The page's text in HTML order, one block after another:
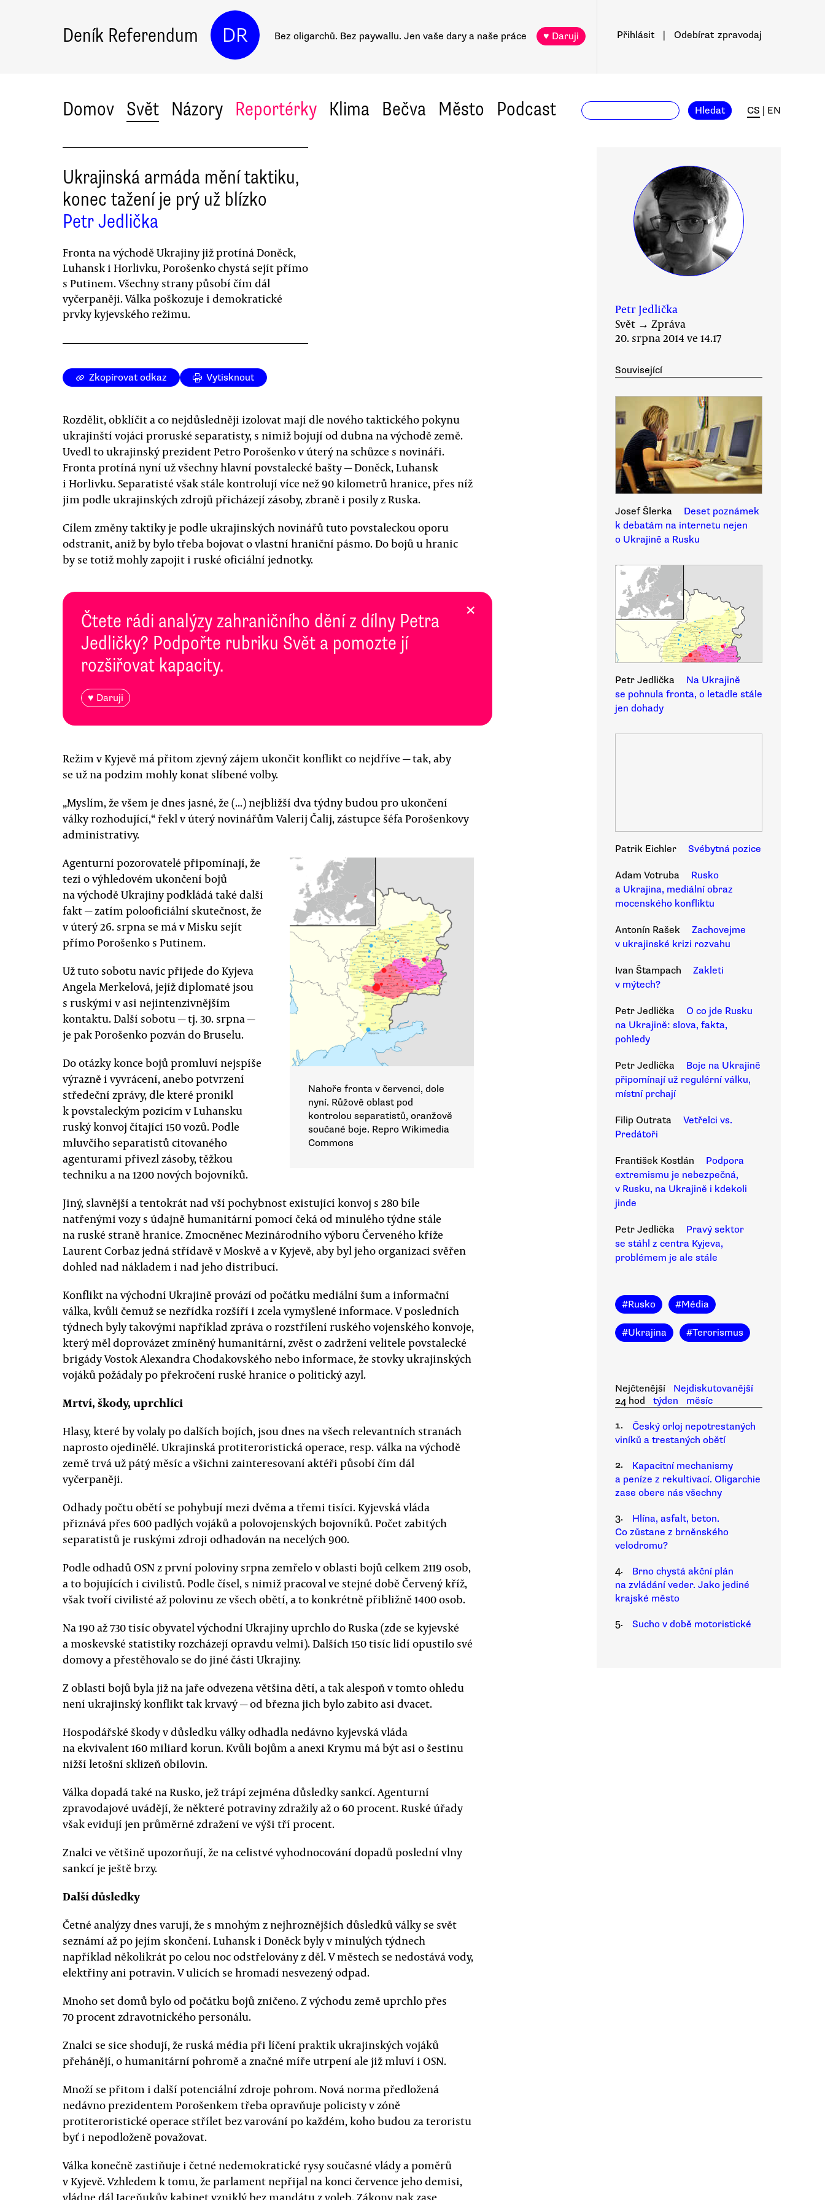
Deník Referendum DR Bez oligarchů. Bez paywallu. Jen vaše dary a naše práce ♥ Daruji Přihlásit Odebírat zpravodaj
Domov Svět Názory Reportérky Klima Bečva Město Podcast Hledat CS EN
Ukrajinská armáda mění taktiku,
konec tažení je prý už blízko
Petr Jedlička
Fronta na východě Ukrajiny již protíná Doněck,
Luhansk i Horlivku, Porošenko chystá sejít přímo
s Putinem. Všechny strany působí čím dál
vyčerpaněji. Válka poškozuje i demokratické
prvky kyjevského režimu.
Zkopírovat odkaz Vytisknout
Rozdělit, obklíčit a co nejdůsledněji izolovat mají dle nového taktického pokynu
ukrajinští vojáci proruské separatisty, s nimiž bojují od dubna na východě země.
Uvedl to ukrajinský prezident Petro Porošenko v úterý na schůzce s novináři.
Fronta protíná nyní už všechny hlavní povstalecké bašty — Doněck, Luhansk
i Horlivku. Separatisté však stále kontrolují více než 90 kilometrů hranice, přes níž
jim podle ukrajinských zdrojů přicházejí zásoby, zbraně i posily z Ruska.
Cílem změny taktiky je podle ukrajinských novinářů tuto povstaleckou oporu
odstranit, aniž by bylo třeba bojovat o vlastní hraniční pásmo. Do bojů u hranic
by se totiž mohly zapojit i ruské oficiální jednotky.
Čtete rádi analýzy zahraničního dění z dílny Petra
Jedličky? Podpořte rubriku Svět a pomozte jí
rozšiřovat kapacity.
♥ Daruji
×
Režim v Kyjevě má přitom zjevný zájem ukončit konflikt co nejdříve — tak, aby
se už na podzim mohly konat slíbené volby.
„Myslím, že všem je dnes jasné, že (...) nejbližší dva týdny budou pro ukončení
války rozhodující,“ řekl v úterý novinářům Valerij Čalij, zástupce šéfa Porošenkovy
administrativy.
Nahoře fronta v červenci, dole
nyní. Růžově oblast pod
kontrolou separatistů, oranžově
součané boje. Repro Wikimedia
Commons
Agenturní pozorovatelé připomínají, že
tezi o výhledovém ukončení bojů
na východě Ukrajiny podkládá také další
fakt — zatím polooficiální skutečnost, že
v úterý 26. srpna se má v Misku sejít
přímo Porošenko s Putinem.
Už tuto sobotu navíc přijede do Kyjeva
Angela Merkelová, jejíž diplomaté jsou
s ruskými v asi nejintenzivnějším
kontaktu. Další sobotu — tj. 30. srpna —
je pak Porošenko pozván do Bruselu.
Do otázky konce bojů promluví nejspíše
výrazně i vyvrácení, anebo potvrzení
středeční zprávy, dle které pronikl
k povstaleckým pozicím v Luhansku
ruský konvoj čítající 150 vozů. Podle
mluvčího separatistů citovaného
agenturami přivezl zásoby, těžkou
techniku a na 1200 nových bojovníků.
Jiný, slavnější a tentokrát nad vší pochybnost existující konvoj s 280 bíle
natřenými vozy s údajně humanitární pomocí čeká od minulého týdne stále
na ruské straně hranice. Zmocněnec Mezinárodního výboru Červeného kříže
Laurent Corbaz jedná střídavě v Moskvě a v Kyjevě, aby byl jeho organizaci svěřen
dohled nad nákladem i nad jeho distribucí.
Konflikt na východní Ukrajině provází od počátku mediální šum a informační
válka, kvůli čemuž se nezřídka rozšíří i zcela vymyšlené informace. V posledních
týdnech byly takovými například zpráva o rozstřílení ruského vojenského konvoje,
který měl doprovázet zmíněný humanitární, zvěst o zadržení velitele povstalecké
brigády Vostok Alexandra Chodakovského nebo informace, že stovky ukrajinských
vojáků požádaly po překročení ruské hranice o politický azyl.
Mrtví, škody, uprchlíci
Hlasy, které by volaly po dalších bojích, jsou dnes na všech relevantních stranách
naprosto ojedinělé. Ukrajinská protiteroristická operace, resp. válka na východě
země trvá už pátý měsíc a všichni zainteresovaní aktéři působí čím dál
vyčerpaněji.
Odhady počtu obětí se pohybují mezi dvěma a třemi tisíci. Kyjevská vláda
přiznává přes 600 padlých vojáků a polovojenských bojovníků. Počet zabitých
separatistů je ruskými zdroji odhadován na necelých 900.
Podle odhadů OSN z první poloviny srpna zemřelo v oblasti bojů celkem 2119 osob,
a to bojujících i civilistů. Podle čísel, s nimiž pracoval ve stejné době Červený kříž,
však tvoří civilisté až polovinu ze všech obětí, a to konkrétně přibližně 1400 osob.
Na 190 až 730 tisíc obyvatel východní Ukrajiny uprchlo do Ruska (zde se kyjevské
a moskevské statistiky rozcházejí opravdu velmi). Dalších 150 tisíc lidí opustilo své
domovy a přestěhovalo se do jiné části Ukrajiny.
Z oblasti bojů byla již na jaře odvezena většina dětí, a tak alespoň v tomto ohledu
není ukrajinský konflikt tak krvavý — od března jich bylo zabito asi dvacet.
Hospodářské škody v důsledku války odhadla nedávno kyjevská vláda
na ekvivalent 160 miliard korun. Kvůli bojům a anexi Krymu má být asi o šestinu
nižší letošní sklizeň obilovin.
Válka dopadá také na Rusko, jež trápí zejména důsledky sankcí. Agenturní
zpravodajové uvádějí, že některé potraviny zdražily až o 60 procent. Ruské úřady
však evidují jen průměrné zdražení ve výši tří procent.
Znalci ve většině upozorňují, že na celistvé vyhodnocování dopadů poslední vlny
sankcí je ještě brzy.
Další důsledky
Četné analýzy dnes varují, že s mnohým z nejhroznějších důsledků války se svět
seznámí až po jejím skončení. Luhansk i Doněck byly v minulých týdnech
například několikrát po celou noc odstřelovány z děl. V městech se nedostává vody,
elektřiny ani potravin. V ulicích se hromadí nesvezený odpad.
Mnoho set domů bylo od počátku bojů zničeno. Z východu země uprchlo přes
70 procent zdravotnického personálu.
Znalci se sice shodují, že ruská média při líčení praktik ukrajinských vojáků
přehánějí, o humanitární pohromě a značné míře utrpení ale již mluví i OSN.
Množí se přitom i další potenciální zdroje pohrom. Nová norma předložená
nedávno prezidentem Porošenkem třeba opravňuje policisty v zóně
protiteroristické operace střílet bez varování po každém, koho budou za teroristu
byť i nepodloženě považovat.
Válka konečně zastiňuje i četné nedemokratické rysy současné vlády a poměrů
v Kyjevě. Vzhledem k tomu, že parlament nepřijal na konci července jeho demisi,
vládne dál Jaceňukův kabinet vzniklý bez mandátu z voleb. Zákony pak zase
Petr Jedlička
Svět → Zpráva
20. srpna 2014 ve 14.17
Související
Josef Šlerka
Deset poznámek
k debatám na internetu nejen
o Ukrajině a Rusku
Petr Jedlička
Na Ukrajině
se pohnula fronta, o letadle stále
jen dohady
Patrik Eichler Svébytná pozice
Adam Votruba
Rusko
a Ukrajina, mediální obraz
mocenského konfliktu
Antonín Rašek
Zachovejme
v ukrajinské krizi rozvahu
Ivan Štampach
Zakleti
v mýtech?
Petr Jedlička
O co jde Rusku
na Ukrajině: slova, fakta,
pohledy
Petr Jedlička
Boje na Ukrajině
připomínají už regulérní válku,
místní prchají
Filip Outrata
Vetřelci vs.
Predátoři
František Kostlán
Podpora
extremismu je nebezpečná,
v Rusku, na Ukrajině i kdekoli
jinde
Petr Jedlička
Pravý sektor
se stáhl z centra Kyjeva,
problémem je ale stále
#Rusko #Média
#Ukrajina #Terorismus
Nejčtenější
Nejdiskutovanější
24 hod
týden
měsíc
1.
Český orloj nepotrestaných
viníků a trestaných obětí
2.
Kapacitní mechanismy
a peníze z rekultivací. Oligarchie
zase obere nás všechny
3.
Hlína, asfalt, beton.
Co zůstane z brněnského
velodromu?
4.
Brno chystá akční plán
na zvládání veder. Jako jediné
krajské město
5.
Sucho v době motoristické